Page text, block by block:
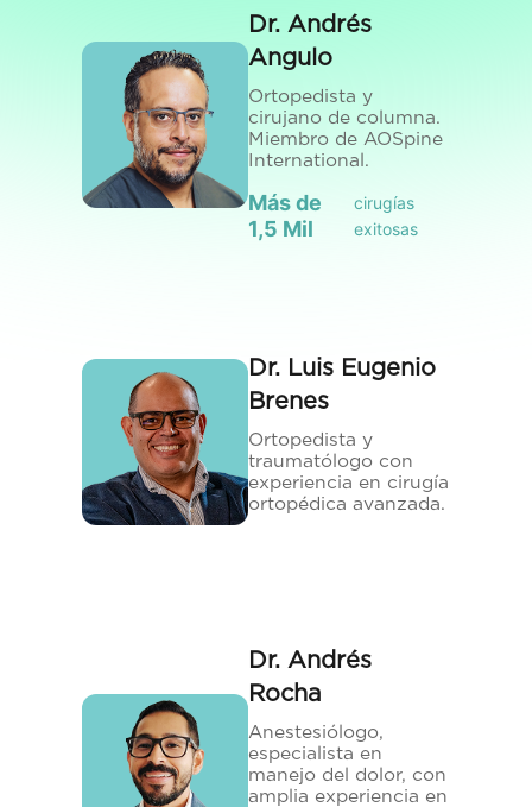
Dr. Andrés
Angulo
Ortopedista y
cirujano de columna.
Miembro de AOSpine
International.
Más de
1,5 Mil
cirugías
exitosas
Dr. Luis Eugenio
Brenes
Ortopedista y
traumatólogo con
experiencia en cirugía
ortopédica avanzada.
Dr. Andrés
Rocha
Anestesiólogo,
especialista en
manejo del dolor, con
amplia experiencia en